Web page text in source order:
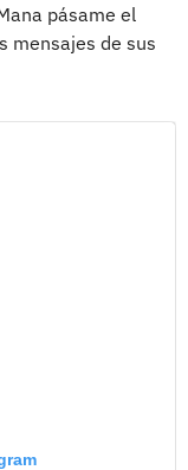
pásame el
mensajes de sus